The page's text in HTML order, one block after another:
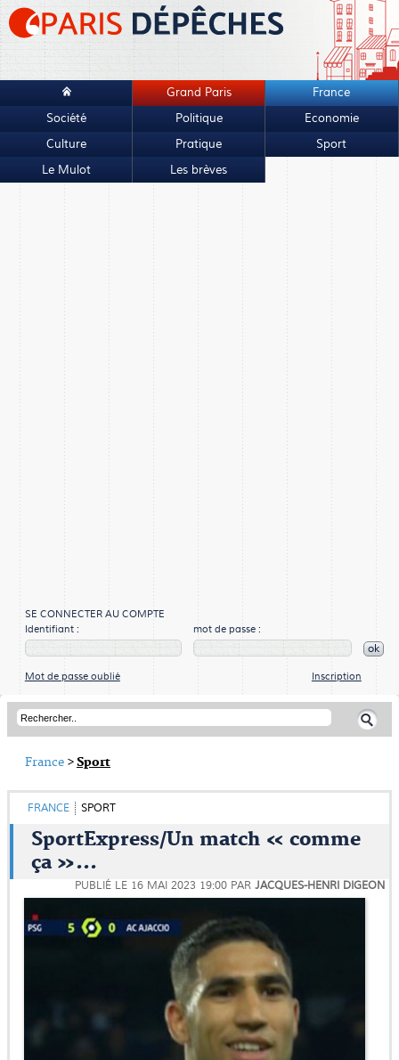
Grand Paris
France
Société
Politique
Economie
Culture
Pratique
Sport
Le Mulot
Les brèves
SE CONNECTER AU COMPTE
Identifiant :
mot de passe :
ok
Mot de passe oublié Inscription
France >Sport
FRANCE SPORT
SportExpress/Un match « comme
ça »...
PUBLIÉ LE 16 MAI 2023 19:00 PAR JACQUES-HENRI DIGEON